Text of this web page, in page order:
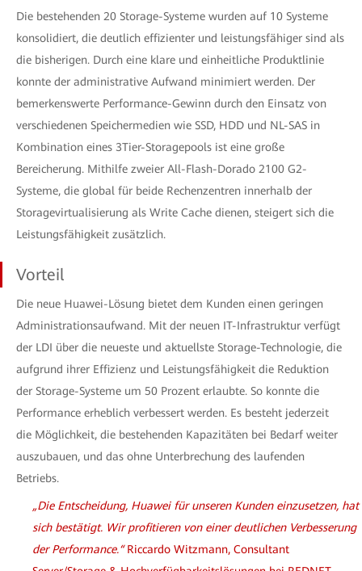
Die bestehenden 20 Storage-Systeme wurden auf 10 Systeme
konsolidiert, die deutlich effizienter und leistungsfähiger sind als
die bisherigen. Durch eine klare und einheitliche Produktlinie
konnte der administrative Aufwand minimiert werden. Der
bemerkenswerte Performance-Gewinn durch den Einsatz von
verschiedenen Speichermedien wie SSD, HDD und NL-SAS in
Kombination eines 3Tier-Storagepools ist eine große
Bereicherung. Mithilfe zweier All-Flash-Dorado 2100 G2-
Systeme, die global für beide Rechenzentren innerhalb der
Storagevirtualisierung als Write Cache dienen, steigert sich die
Leistungsfähigkeit zusätzlich.
Vorteil
Die neue Huawei-Lösung bietet dem Kunden einen geringen
Administrationsaufwand. Mit der neuen IT-Infrastruktur verfügt
der LDI über die neueste und aktuellste Storage-Technologie, die
aufgrund ihrer Effizienz und Leistungsfähigkeit die Reduktion
der Storage-Systeme um 50 Prozent erlaubte. So konnte die
Performance erheblich verbessert werden. Es besteht jederzeit
die Möglichkeit, die bestehenden Kapazitäten bei Bedarf weiter
auszubauen, und das ohne Unterbrechung des laufenden
Betriebs.
„Die Entscheidung, Huawei für unseren Kunden einzusetzen, hat
sich bestätigt. Wir profitieren von einer deutlichen Verbesserung
der Performance.“Riccardo Witzmann, Consultant